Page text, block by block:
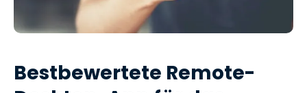
Bestbewertete Remote-